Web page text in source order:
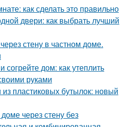
как сделать это правильно
двери: как выбрать лучший
стену в частном доме.
согрейте дом: как утеплить
руками
пластиковых бутылок: новый
через стену без